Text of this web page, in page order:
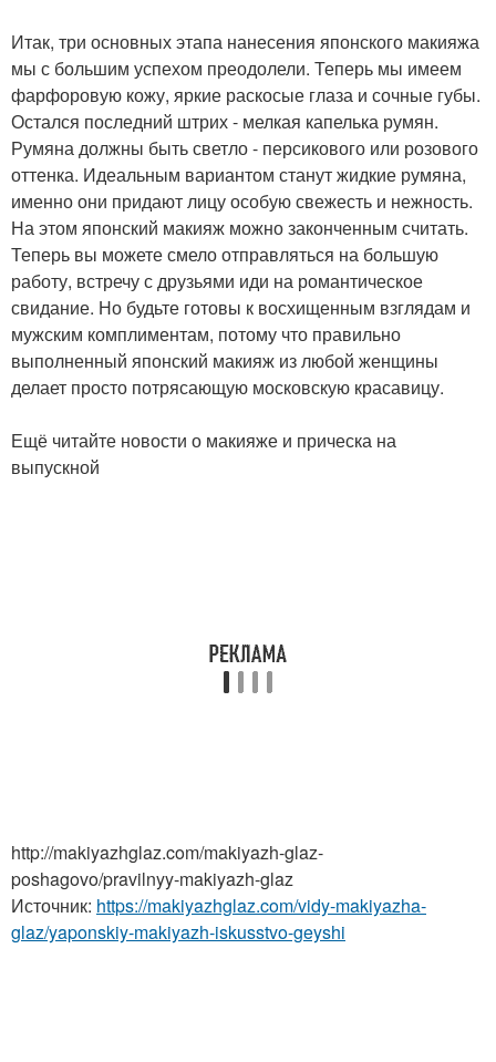
Итак, три основных этапа нанесения японского макияжа
мы с большим успехом преодолели. Теперь мы имеем
фарфоровую кожу, яркие раскосые глаза и сочные губы.
Остался последний штрих - мелкая капелька румян.
Румяна должны быть светло - персикового или розового
оттенка. Идеальным вариантом станут жидкие румяна,
именно они придают лицу особую свежесть и нежность.
На этом японский макияж можно законченным считать.
Теперь вы можете смело отправляться на большую
работу, встречу с друзьями иди на романтическое
свидание. Но будьте готовы к восхищенным взглядам и
мужским комплиментам, потому что правильно
выполненный японский макияж из любой женщины
делает просто потрясающую московскую красавицу.
Ещё читайте новости о макияже и прическа на
выпускной
http://makiyazhglaz.com/makiyazh-glaz-
poshagovo/pravilnyy-makiyazh-glaz
Источник: https://makiyazhglaz.com/vidy-makiyazha-
glaz/yaponskiy-makiyazh-iskusstvo-geyshi